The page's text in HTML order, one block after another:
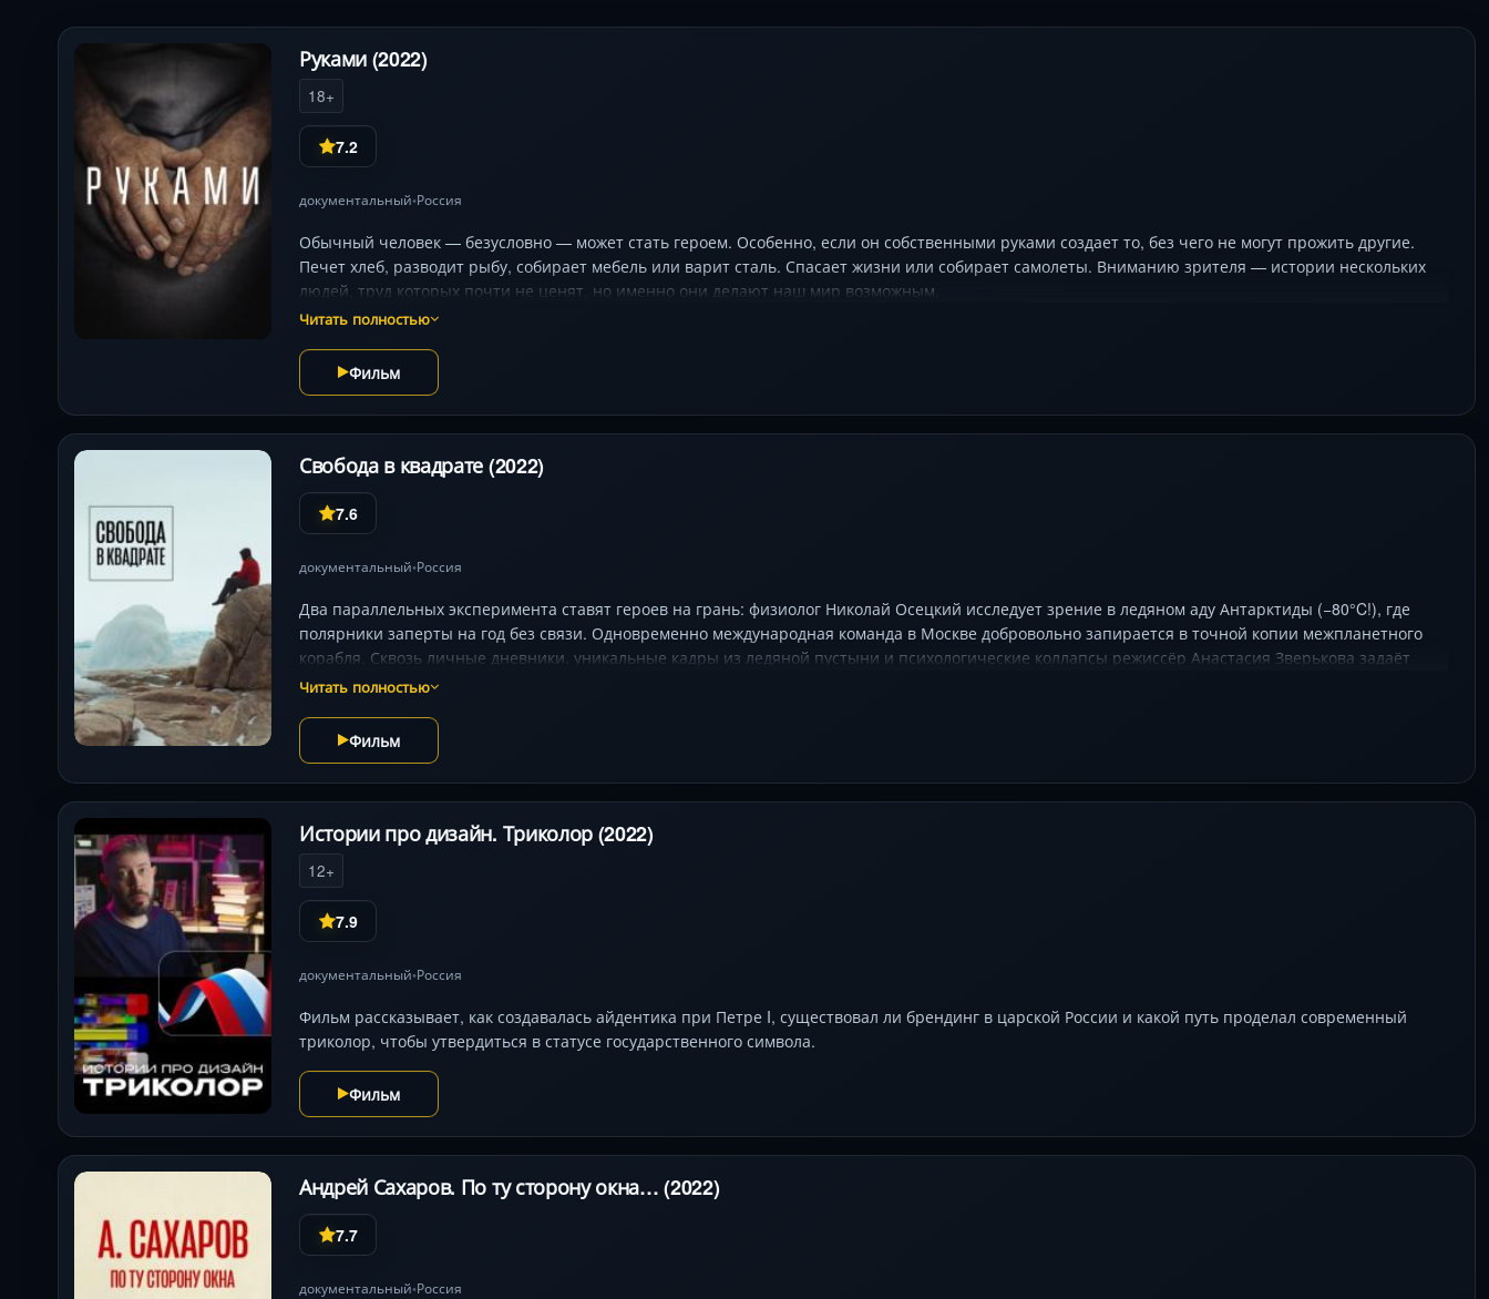
Руками (2022)
18+
7.2
документальный•Россия
Обычный человек — безусловно — может стать героем. Особенно, если он собственными руками создает то, без чего не могут прожить другие.
Печет хлеб, разводит рыбу, собирает мебель или варит сталь. Спасает жизни или собирает самолеты. Вниманию зрителя — истории нескольких
людей, труд которых почти не ценят, но именно они делают наш мир возможным.
Читать полностью
Фильм
Свобода в квадрате (2022)
7.6
документальный•Россия
Два параллельных эксперимента ставят героев на грань: физиолог Николай Осецкий исследует зрение в ледяном аду Антарктиды (−80°C!), где
полярники заперты на год без связи. Одновременно международная команда в Москве добровольно запирается в точной копии межпланетного
корабля. Сквозь личные дневники, уникальные кадры из ледяной пустыни и психологические коллапсы режиссёр Анастасия Зверькова задаёт
главный вопрос — готов ли человек к космосу духовно, когда рушатся время и пространство? Лауреат «Флаэртианы» .
Читать полностью
Фильм
Истории про дизайн. Триколор (2022)
12+
7.9
документальный•Россия
Фильм рассказывает, как создавалась айдентика при Петре I, существовал ли брендинг в царской России и какой путь проделал современный
триколор, чтобы утвердиться в статусе государственного символа.
Фильм
Андрей Сахаров. По ту сторону окна… (2022)
7.7
документальный•Россия